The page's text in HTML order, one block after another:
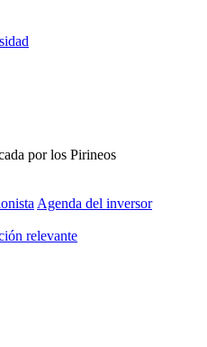
Agenda del inversor
relevante